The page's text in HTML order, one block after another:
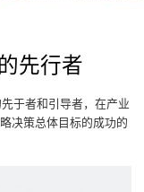
先行者
于者和引导者，在产业
决策总体目标的成功的